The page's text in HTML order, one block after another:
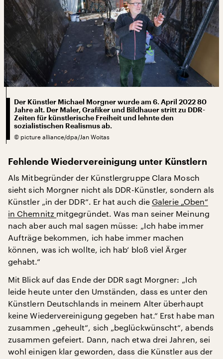
Der Künstler Michael Morgner wurde am 6. April 2022 80
Jahre alt. Der Maler, Grafiker und Bildhauer stritt zu DDR-
Zeiten für künstlerische Freiheit und lehnte den
sozialistischen Realismus ab.
© picture alliance/dpa/Jan Woitas
Fehlende Wiedervereinigung unter Künstlern
Als Mitbegründer der Künstlergruppe Clara Mosch
sieht sich Morgner nicht als DDR-Künstler, sondern als
Künstler „in der DDR“. Er hat auch die Galerie „Oben“
in Chemnitz mitgegründet. Was man seiner Meinung
nach aber auch mal sagen müsse: „Ich habe immer
Aufträge bekommen, ich habe immer machen
können, was ich wollte, ich hab‘ bloß viel Ärger
gehabt.“
Mit Blick auf das Ende der DDR sagt Morgner: „Ich
leide heute unter den Umständen, dass es unter den
Künstlern Deutschlands in meinem Alter überhaupt
keine Wiedervereinigung gegeben hat.“ Erst habe man
zusammen „geheult“, sich „beglückwünscht“, abends
zusammen gefeiert. Dann, nach etwa drei Jahren, sei
wohl einigen klar geworden, dass die Künstler aus der